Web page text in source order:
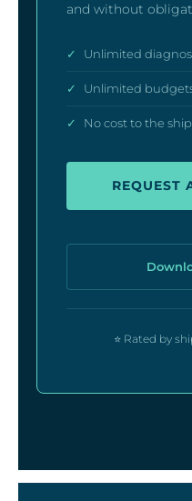
and without
✓ Unlimited
✓ Unlimited
✓ No cost to the
REQUEST
⭐ Rated by